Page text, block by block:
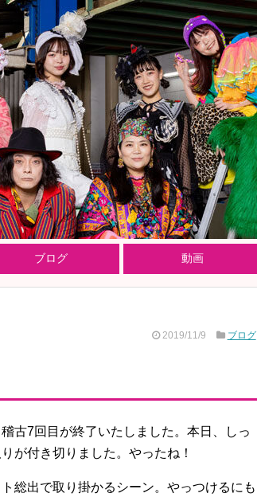
ブログ 動画
2019/11/9 ブログ
古7回目が終了いたしました。本日、しっ
が付き切りました。やったね！
総出で取り掛かるシーン。やっつけるにも